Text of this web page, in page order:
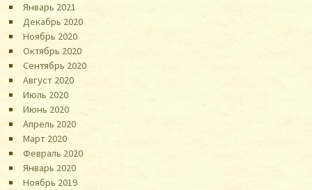
Январь 2021
Декабрь 2020
Ноябрь 2020
Октябрь 2020
Сентябрь 2020
Август 2020
Июль 2020
Июнь 2020
Апрель 2020
Март 2020
Февраль 2020
Январь 2020
Ноябрь 2019